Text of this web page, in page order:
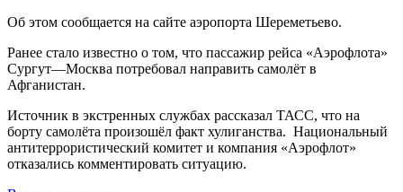
Об этом сообщается на сайте аэропорта Шереметьево.
Ранее стало известно о том, что пассажир рейса «Аэрофлота»
Сургут—Москва потребовал направить самолёт в
Афганистан.
Источник в экстренных службах рассказал ТАСС, что на
борту самолёта произошёл факт хулиганства. Национальный
антитеррористический комитет и компания «Аэрофлот»
отказались комментировать ситуацию.